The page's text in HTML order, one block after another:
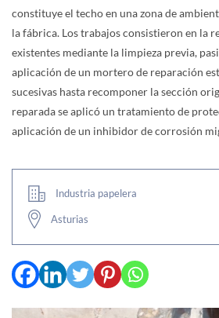
constituye el techo en una zona de
la fábrica. Los trabajos consistieron en la
existentes mediante la limpieza previa,
aplicación de un mortero de reparación
sucesivas hasta recomponer la sección
reparada se aplicó un tratamiento de
aplicación de un inhibidor de corrosión
Industria papelera
Asturias